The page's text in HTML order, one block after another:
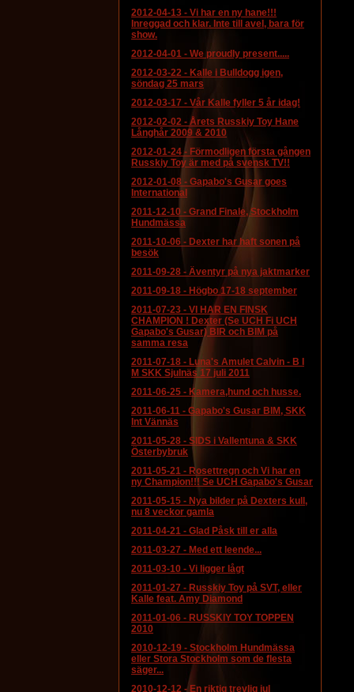
2012-04-13 - Vi har en ny hane!!!
Inreggad och klar. Inte till avel, bara för
show.
2012-04-01 - We proudly present.....
2012-03-22 - Kalle i Bulldogg igen,
söndag 25 mars
2012-03-17 - Vår Kalle fyller 5 år idag!
2012-02-02 - Årets Russkiy Toy Hane
Långhår 2009 & 2010
2012-01-24- Förmodligen första gången
Russkiy Toy är med på svensk TV!!
2012-01-08 - Gapabo's Gusar goes
International
2011-12-10 - Grand Finale, Stockholm
Hundmässa
2011-10-06 - Dexter har haft sonen på
besök
2011-09-28 - Äventyr på nya jaktmarker
2011-09-18 - Högbo 17-18 september
2011-07-23 - VI HAR EN FINSK
CHAMPION ! Dexter (Se UCH Fi UCH
Gapabo's Gusar) BIR och BIM på
samma resa
2011-07-18 - Luna's Amulet Calvin - B I
M SKK Sjulnäs 17 juli 2011
2011-06-25 - Kamera,hund och husse.
2011-06-11 - Gapabo's Gusar BIM, SKK
Int Vännäs
2011-05-28 - SIDS i Vallentuna & SKK
Österbybruk
2011-05-21 - Rosettregn och Vi har en
ny Champion!!! Se UCH Gapabo's Gusar
2011-05-15 - Nya bilder på Dexters kull,
nu 8 veckor gamla
2011-04-21 - Glad Påsk till er alla
2011-03-27 - Med ett leende...
2011-03-10 - Vi ligger lågt
2011-01-27 - Russkiy Toy på SVT, eller
Kalle feat. Amy Diamond
2011-01-06 - RUSSKIY TOY TOPPEN
2010
2010-12-19 - Stockholm Hundmässa
eller Stora Stockholm som de flesta
säger...
2010-12-12 - En riktig trevlig jul